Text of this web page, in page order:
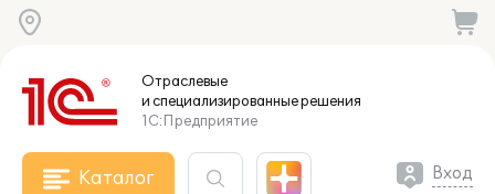
Отраслевые
и специализированныерешения
1С:Предприятие
Каталог Вход